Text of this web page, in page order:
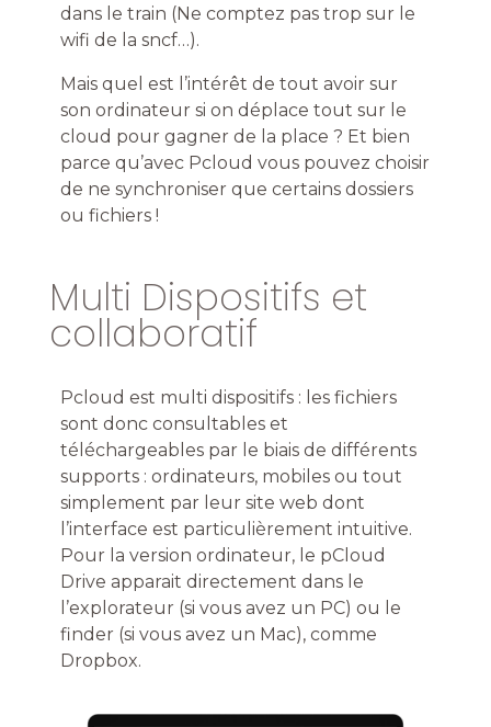
dans le train (Ne comptez pas trop sur le
wifi de la sncf…).
Mais quel est l’intérêt de tout avoir sur
son ordinateur si on déplace tout sur le
cloud pour gagner de la place ? Et bien
parce qu’avec Pcloud vous pouvez choisir
de ne synchroniser que certains dossiers
ou fichiers !
Multi Dispositifs et
collaboratif
Pcloud est multi dispositifs : les fichiers
sont donc consultables et
téléchargeables par le biais de différents
supports : ordinateurs, mobiles ou tout
simplement par leur site web dont
l’interface est particulièrement intuitive.
Pour la version ordinateur, le pCloud
Drive apparait directement dans le
l’explorateur (si vous avez un PC) ou le
finder (si vous avez un Mac), comme
Dropbox.